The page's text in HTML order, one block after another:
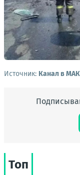
Источник: Канал в
Топ